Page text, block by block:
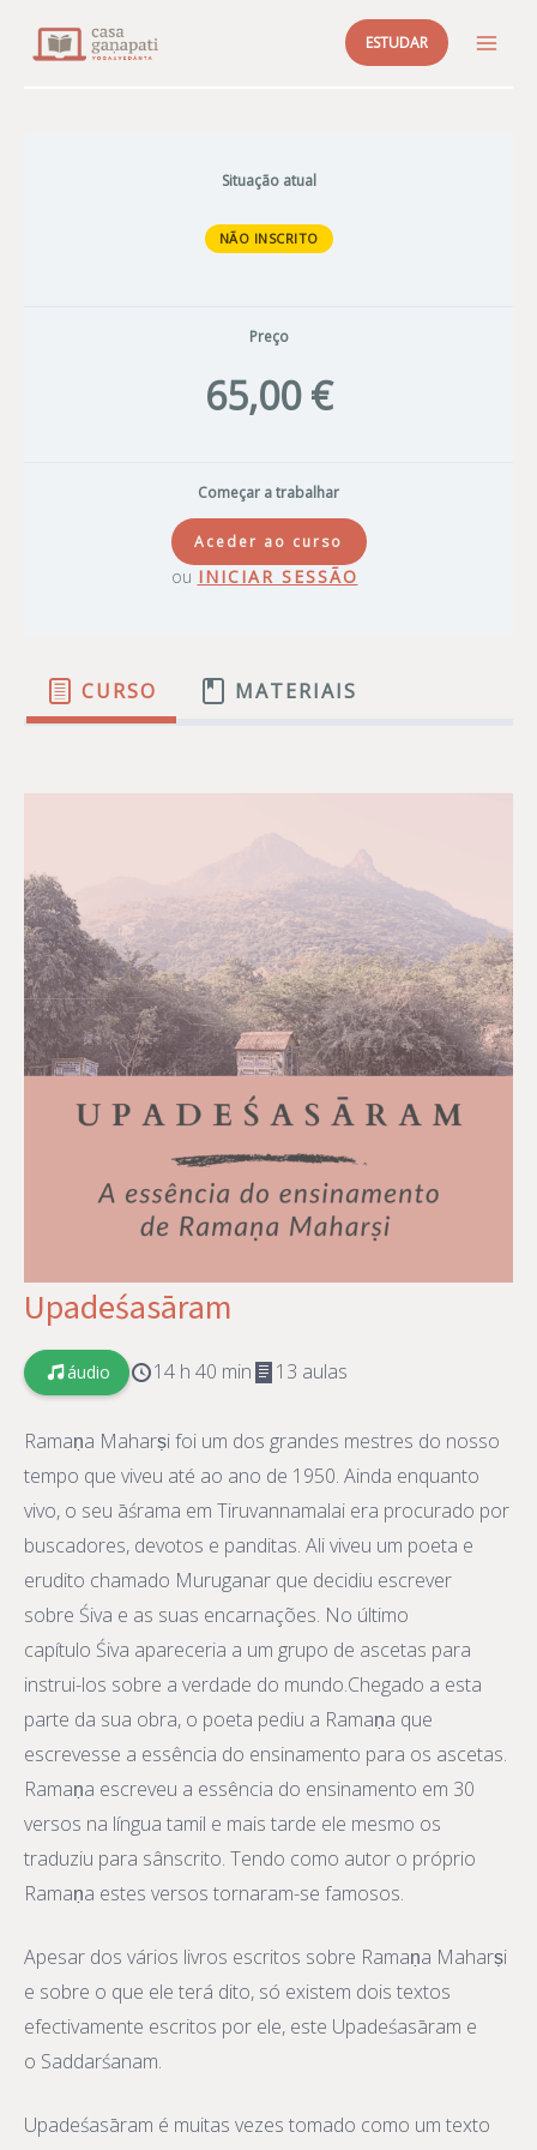
ESTUDAR
Situação atual
NÃO INSCRITO
Preço
65,00 €
Começar a trabalhar
Aceder ao curso
ou INICIAR SESSÃO
CURSO MATERIAIS
Upadeśasāram
áudio 14 h 40 min 13 aulas
Ramaṇa Maharṣi foi um dos grandes mestres do nosso
tempo que viveu até ao ano de 1950. Ainda enquanto
vivo, o seu āśrama em Tiruvannamalai era procurado por
buscadores, devotos e panditas. Ali viveu um poeta e
erudito chamado Muruganar que decidiu escrever
sobre Śiva e as suas encarnações. No último
capítulo Śiva apareceria a um grupo de ascetas para
instrui-los sobre a verdade do mundo.Chegado a esta
parte da sua obra, o poeta pediu a Ramaṇa que
escrevesse a essência do ensinamento para os ascetas.
Ramaṇa escreveu a essência do ensinamento em 30
versos na língua tamil e mais tarde ele mesmo os
traduziu para sânscrito. Tendo como autor o próprio
Ramaṇa estes versos tornaram-se famosos.
Apesar dos vários livros escritos sobre Ramaṇa Maharṣi
e sobre o que ele terá dito, só existem dois textos
efectivamente escritos por ele, este Upadeśasāram e
o Saddarśanam.
Upadeśasāram é muitas vezes tomado como um texto